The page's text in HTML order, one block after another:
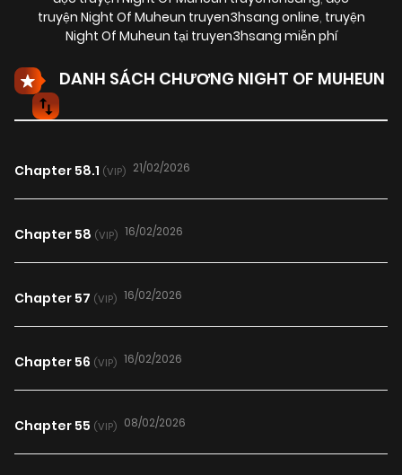
truyện Night Of Muheun truyen3hsang online, truyện
Night Of Muheun tại truyen3hsang miễn phí
DANH SÁCH CHƯƠNG NIGHT OF MUHEUN
Chapter 58.1 (VIP) 21/02/2026
Chapter 58 (VIP) 16/02/2026
Chapter 57 (VIP) 16/02/2026
Chapter 56 (VIP) 16/02/2026
Chapter 55 (VIP) 08/02/2026